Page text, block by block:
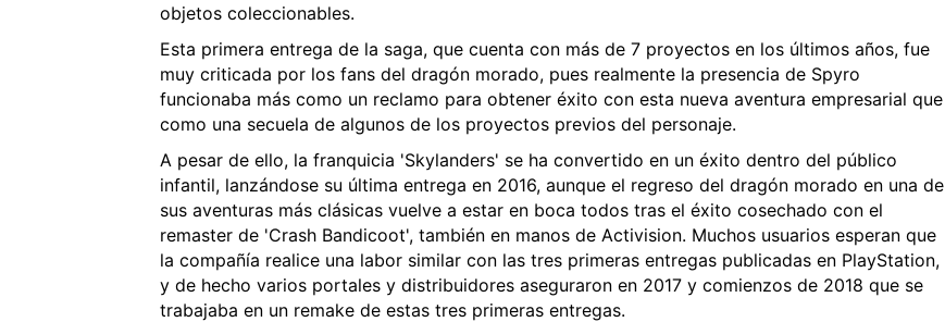
objetos coleccionables.
Esta primera entrega de la saga, que cuenta con más de 7 proyectos en los últimos años, fue
muy criticada por los fans del dragón morado, pues realmente la presencia de Spyro
funcionaba más como un reclamo para obtener éxito con esta nueva aventura empresarial que
como una secuela de algunos de los proyectos previos del personaje.
A pesar de ello, la franquicia 'Skylanders' se ha convertido en un éxito dentro del público
infantil, lanzándose su última entrega en 2016, aunque el regreso del dragón morado en una de
sus aventuras más clásicas vuelve a estar en boca todos tras el éxito cosechado con el
remaster de 'Crash Bandicoot', también en manos de Activision. Muchos usuarios esperan que
la compañía realice una labor similar con las tres primeras entregas publicadas en PlayStation,
y de hecho varios portales y distribuidores aseguraron en 2017 y comienzos de 2018 que se
trabajaba en un remake de estas tres primeras entregas.